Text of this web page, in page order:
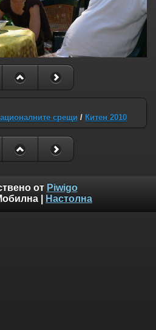
срещи / Китен 2010
от Piwigo
Настолна